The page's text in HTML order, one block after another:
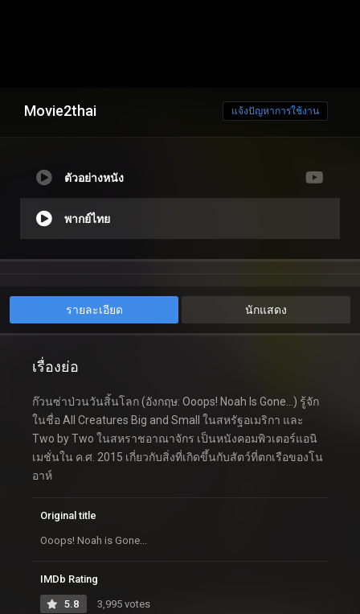
Movie2thai แจ้งปัญหาการใช้งาน
ตัวอย่างหนัง
พากย์ไทย
รายละเอียด นักแสดง
เรื่องย่อ
ก๊วนซ่าป่วนวันสิ้นโลก (อังกฤษ: Ooops! Noah Is Gone…) รู้จัก
ในชื่อ All Creatures Big and Small ในสหรัฐอเมริกา และ
Two by Two ในสหราชอาณาจักร เป็นหนังคอมพิวเตอร์แอนิ
เมชั่นใน ค.ศ. 2015 เกี่ยวกับสิ่งที่เกิดขึ้นกับสัตว์ที่ตกเรือของโน
อาห์
Original title
Ooops! Noah is Gone...
IMDb Rating
5.8 3,995 votes